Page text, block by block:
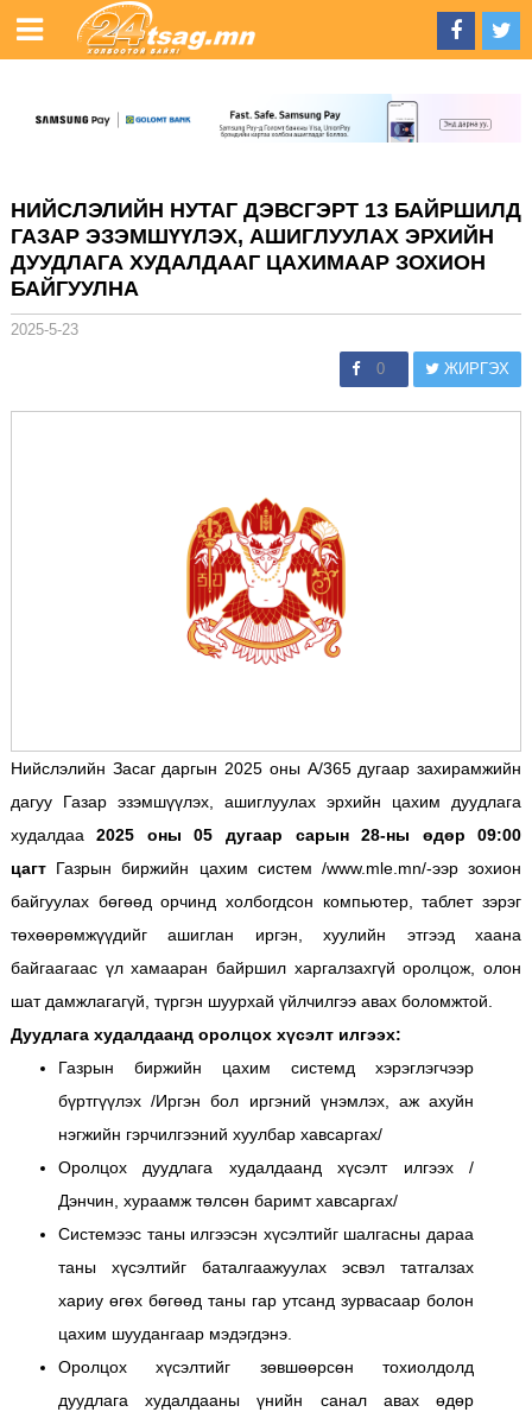
НИЙСЛЭЛИЙН НУТАГ ДЭВСГЭРТ 13 БАЙРШИЛД
ГАЗАР ЭЗЭМШҮҮЛЭХ, АШИГЛУУЛАХ ЭРХИЙН
ДУУДЛАГА ХУДАЛДААГ ЦАХИМААР ЗОХИОН
БАЙГУУЛНА
2025-5-23
0 ЖИРГЭХ
Нийслэлийн Засаг даргын 2025 оны А/365 дугаар захирамжийн
дагуу Газар эзэмшүүлэх, ашиглуулах эрхийн цахим дуудлага
худалдаа2025 оны 05 дугаар сарын 28-ны өдөр 09:00
цагтГазрын биржийн цахим систем /www.mle.mn/-ээр зохион
байгуулах бөгөөд орчинд холбогдсон компьютер, таблет зэрэг
төхөөрөмжүүдийг ашиглан иргэн, хуулийн этгээд хаана
байгаагаас үл хамааран байршил харгалзахгүй оролцож, олон
шат дамжлагагүй, түргэн шуурхай үйлчилгээ авах боломжтой.
Дуудлага худалдаанд оролцох хүсэлт илгээх:
Газрын биржийн цахим системд хэрэглэгчээр
бүртгүүлэх /Иргэн бол иргэний үнэмлэх, аж ахуйн
нэгжийн гэрчилгээний хуулбар хавсаргах/
Оролцох дуудлага худалдаанд хүсэлт илгээх /
Дэнчин, хураамж төлсөн баримт хавсаргах/
Системээс таны илгээсэн хүсэлтийг шалгасны дараа
таны хүсэлтийг баталгаажуулах эсвэл татгалзах
хариу өгөх бөгөөд таны гар утсанд зурвасаар болон
цахим шуудангаар мэдэгдэнэ.
Оролцох хүсэлтийг зөвшөөрсөн тохиолдолд
дуудлага худалдааны үнийн санал авах өдөр